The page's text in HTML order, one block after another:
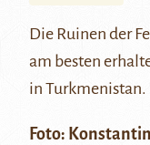
Die Ruinen der
am besten
in Turkmenistan.
Foto: